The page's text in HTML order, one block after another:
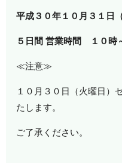
平成３０年１０月３１日
５日間 営業時間 １０時
≪注意≫
１０月３０日（火曜日）
たします。
ご了承ください。